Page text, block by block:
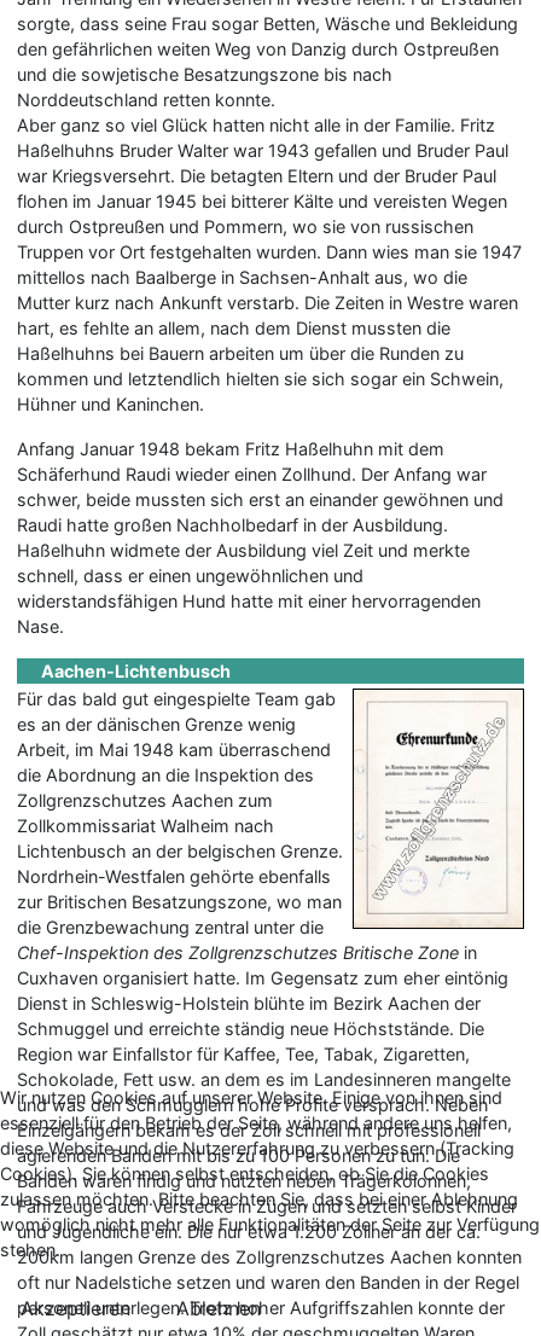
sorgte, dass seine Frau sogar Betten, Wäsche und Bekleidung
den gefährlichen weiten Weg von Danzig durch Ostpreußen
und die sowjetische Besatzungszone bis nach
Norddeutschland retten konnte.
Aber ganz so viel Glück hatten nicht alle in der Familie. Fritz
Haßelhuhns Bruder Walter war 1943 gefallen und Bruder Paul
war Kriegsversehrt. Die betagten Eltern und der Bruder Paul
flohen im Januar 1945 bei bitterer Kälte und vereisten Wegen
durch Ostpreußen und Pommern, wo sie von russischen
Truppen vor Ort festgehalten wurden. Dann wies man sie 1947
mittellos nach Baalberge in Sachsen-Anhalt aus, wo die
Mutter kurz nach Ankunft verstarb. Die Zeiten in Westre waren
hart, es fehlte an allem, nach dem Dienst mussten die
Haßelhuhns bei Bauern arbeiten um über die Runden zu
kommen und letztendlich hielten sie sich sogar ein Schwein,
Hühner und Kaninchen.
Anfang Januar 1948 bekam Fritz Haßelhuhn mit dem
Schäferhund Raudi wieder einen Zollhund. Der Anfang war
schwer, beide mussten sich erst an einander gewöhnen und
Raudi hatte großen Nachholbedarf in der Ausbildung.
Haßelhuhn widmete der Ausbildung viel Zeit und merkte
schnell, dass er einen ungewöhnlichen und
widerstandsfähigen Hund hatte mit einer hervorragenden
Nase.
Aachen-Lichtenbusch
Für das bald gut eingespielte Team gab
es an der dänischen Grenze wenig
Arbeit, im Mai 1948 kam überraschend
die Abordnung an die Inspektion des
Zollgrenzschutzes Aachen zum
Zollkommissariat Walheim nach
Lichtenbusch an der belgischen Grenze.
Nordrhein-Westfalen gehörte ebenfalls
zur Britischen Besatzungszone, wo man
die Grenzbewachung zentral unter die
Chef-Inspektion des Zollgrenzschutzes Britische Zone in
Cuxhaven organisiert hatte. Im Gegensatz zum eher eintönig
Dienst in Schleswig-Holstein blühte im Bezirk Aachen der
Schmuggel und erreichte ständig neue Höchststände. Die
Region war Einfallstor für Kaffee, Tee, Tabak, Zigaretten,
Schokolade, Fett usw. an dem es im Landesinneren mangelte
und was den Schmugglern hohe Profite versprach. Neben
Einzelgängern bekam es der Zoll schnell mit professionell
agierenden Banden mit bis zu 100 Personen zu tun. Die
Banden waren findig und nutzten neben Trägerkolonnen,
Fahrzeuge auch Verstecke in Zügen und setzten selbst Kinder
und Jugendliche ein. Die nur etwa 1.200 Zöllner an der ca.
200km langen Grenze des Zollgrenzschutzes Aachen konnten
oft nur Nadelstiche setzen und waren den Banden in der Regel
personell unterlegen. Trotz hoher Aufgriffszahlen konnte der
Wir nutzen Cookies auf unserer Website. Einige von ihnen sind
essenziell für den Betrieb der Seite, während andere uns helfen,
diese Website und die Nutzererfahrung zu verbessern (Tracking
Cookies). Sie können selbst entscheiden, ob Sie die Cookies
zulassen möchten. Bitte beachten Sie, dass bei einer Ablehnung
womöglich nicht mehr alle Funktionalitäten der Seite zur Verfügung
stehen.
Akzeptieren Ablehnen